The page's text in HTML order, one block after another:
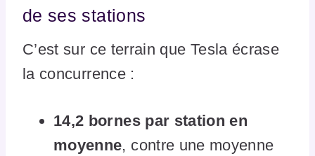
de ses stations
C’est sur ce terrain que Tesla écrase
la concurrence :
14,2 bornes par station en
moyenne, contre une moyenne